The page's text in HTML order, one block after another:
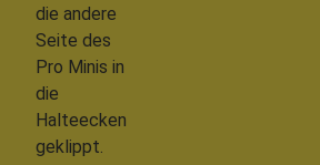
die andere
Seite des
Pro Minis in
die
Halteecken
geklippt.